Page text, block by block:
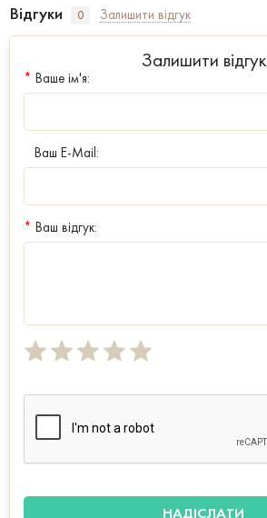
Відгуки 0 Залишити відгук
Залишити відгук
* Ваше ім'я:
Ваш E-Mail:
* Ваш відгук: